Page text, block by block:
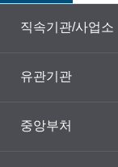
직속기관/사업소
유관기관
중앙부처